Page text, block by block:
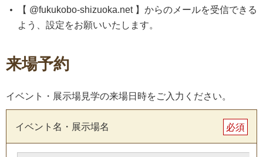
【 @fukukobo-shizuoka.net 】からのメールを受信できる
よう、設定をお願いいたします。
来場予約
イベント・展示場見学の来場日時をご入力ください。
イベント名・展示場名 必須